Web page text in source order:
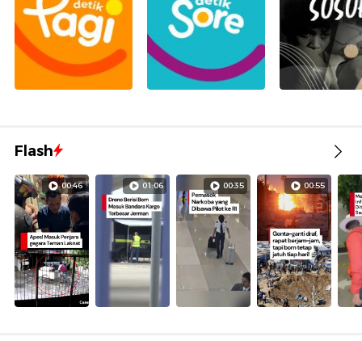
Flash
00:46 01:06 00:35 00:55